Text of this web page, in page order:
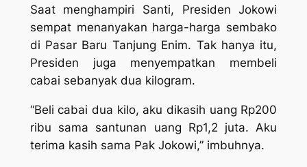
Saat menghampiri Santi, Presiden Jokowi
sempat menanyakan harga-harga sembako
di Pasar Baru Tanjung Enim. Tak hanya itu,
Presiden juga menyempatkan membeli
cabai sebanyak dua kilogram.
“Beli cabai dua kilo, aku dikasih uang Rp200
ribu sama santunan uang Rp1,2 juta. Aku
terima kasih sama Pak Jokowi,” imbuhnya.